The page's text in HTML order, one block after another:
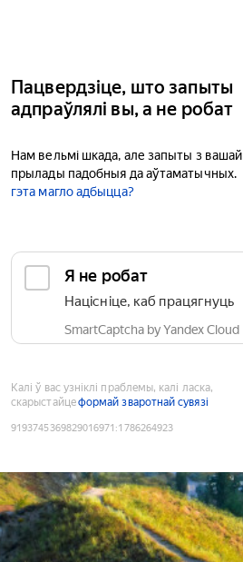
Пацвердзіце, што запыты
адпраўлялі вы, а не робат
Нам вельмі шкада, але запыты з вашай
прылады падобныя да аўтаматычных.
гэта магло адбыцца?
Я не робат
Націсніце, каб працягнуць
SmartCaptcha by Yandex Cloud
Калі ў вас узніклі праблемы, калі ласка,
скарыстайцеформай зваротнай сувязі
9193745369829016971 :1786264923